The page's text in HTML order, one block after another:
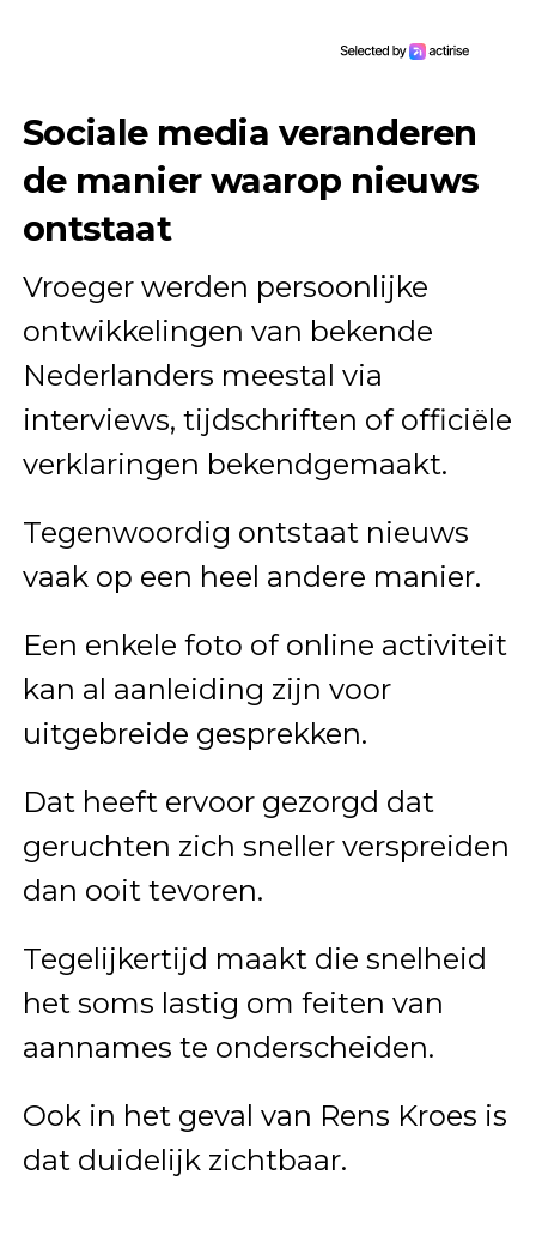
Sociale media veranderen
de manier waarop nieuws
ontstaat
Vroeger werden persoonlijke
ontwikkelingen van bekende
Nederlanders meestal via
interviews, tijdschriften of officiële
verklaringen bekendgemaakt.
Tegenwoordig ontstaat nieuws
vaak op een heel andere manier.
Een enkele foto of online activiteit
kan al aanleiding zijn voor
uitgebreide gesprekken.
Dat heeft ervoor gezorgd dat
geruchten zich sneller verspreiden
dan ooit tevoren.
Tegelijkertijd maakt die snelheid
het soms lastig om feiten van
aannames te onderscheiden.
Ook in het geval van Rens Kroes is
dat duidelijk zichtbaar.